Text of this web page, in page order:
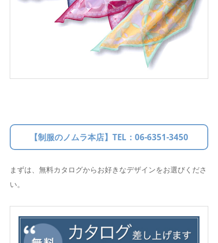
【制服のノムラ本店】TEL： 06-6351-3450
まずは、無料カタログからお好きなデザインをお選びくださ
い。